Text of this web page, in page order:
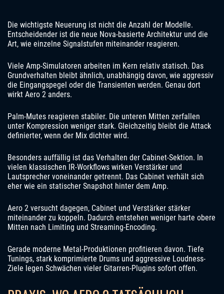
Die wichtigste Neuerung ist nicht die Anzahl der Modelle.
Entscheidender ist die neue Nova-basierte Architektur und die
Art, wie einzelne Signalstufen miteinander reagieren.
Viele Amp-Simulatoren arbeiten im Kern relativ statisch. Das
Grundverhalten bleibt ähnlich, unabhängig davon, wie aggressiv
die Eingangspegel oder die Transienten werden. Genau dort
wirkt Aero 2 anders.
Palm-Mutes reagieren stabiler. Die unteren Mitten zerfallen
unter Kompression weniger stark. Gleichzeitig bleibt die Attack
definierter, wenn der Mix dichter wird.
Besonders auffällig ist das Verhalten der Cabinet-Sektion. In
vielen klassischen IR-Workflows wirken Verstärker und
Lautsprecher voneinander getrennt. Das Cabinet verhält sich
eher wie ein statischer Snapshot hinter dem Amp.
Aero 2 versucht dagegen, Cabinet und Verstärker stärker
miteinander zu koppeln. Dadurch entstehen weniger harte obere
Mitten nach Limiting und Streaming-Encoding.
Gerade moderne Metal-Produktionen profitieren davon. Tiefe
Tunings, stark komprimierte Drums und aggressive Loudness-
Ziele legen Schwächen vieler Gitarren-Plugins sofort offen.